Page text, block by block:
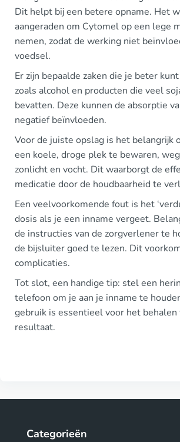
Dit helpt bij een betere opname. Het
aangeraden om Cytomel op een lege
nemen, zodat de werking niet
voedsel.
Er zijn bepaalde zaken die je beter
zoals alcohol en producten die veel
bevatten. Deze kunnen de absorptie
negatief beïnvloeden.
Voor de juiste opslag is het belangrijk
een koele, droge plek te bewaren,
zonlicht en vocht. Dit waarborgt de
medicatie door de houdbaarheid te
Een veelvoorkomende fout is het
dosis als je een inname vergeet.
de instructies van de zorgverlener te
de bijsluiter goed te lezen. Dit
complicaties.
Tot slot, een handige tip: stel een
telefoon om je aan je inname te
gebruik is essentieel voor het behalen
resultaat.
Categorieën